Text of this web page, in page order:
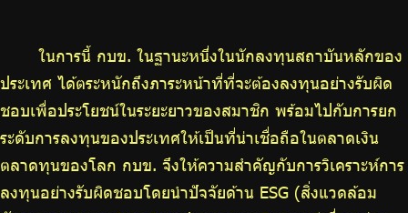
ในการนี้ กบข. ในฐานะหนึ่งในนักลงทุนสถาบันหลักของ
ประเทศ ได้ตระหนักถึงภาระหน้าที่ที่จะต้องลงทุนอย่างรับผิด
ชอบเพื่อประโยชน์ในระยะยาวของสมาชิก พร้อมไปกับการยก
ระดับการลงทุนของประเทศให้เป็นที่น่าเชื่อถือในตลาดเงิน
ตลาดทุนของโลก กบข. จึงให้ความสำคัญกับการวิเคราะห์การ
ลงทุนอย่างรับผิดชอบโดยนำปัจจัยด้าน ESG (สิ่งแวดล้อม